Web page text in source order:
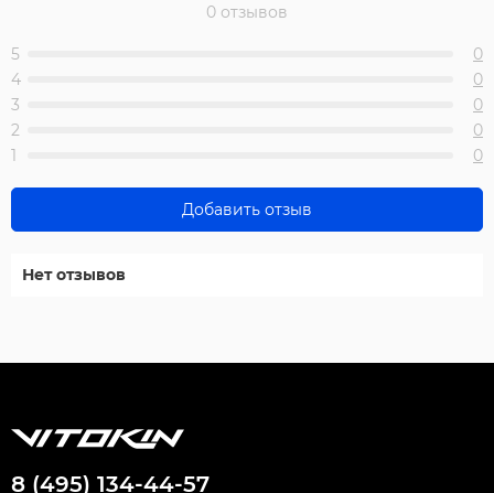
0 отзывов
5
0
4
0
3
0
2
0
1
0
Добавить отзыв
Нет отзывов
8 (495) 134-44-57